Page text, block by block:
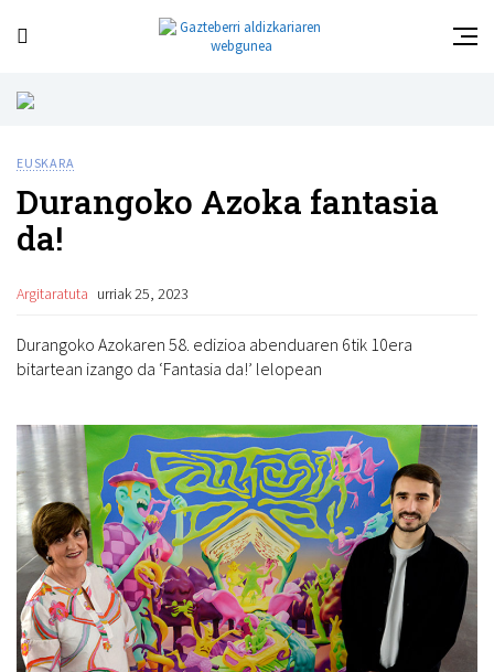
EUSKARA
Durangoko Azoka fantasia
da!
Argitaratuta urriak 25, 2023
Durangoko Azokaren 58. edizioa abenduaren 6tik 10era
bitartean izango da ‘Fantasia da!’ lelopean